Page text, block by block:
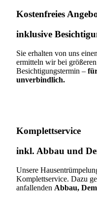
Kostenfreies
inklusive
Sie erhalten von uns
ermitteln wir bei
Besichtigungstermin –
unverbindlich.
Komplettservice​
inkl. Abbau und
Unsere
Komplettservice. Dazu
anfallenden Abbau,